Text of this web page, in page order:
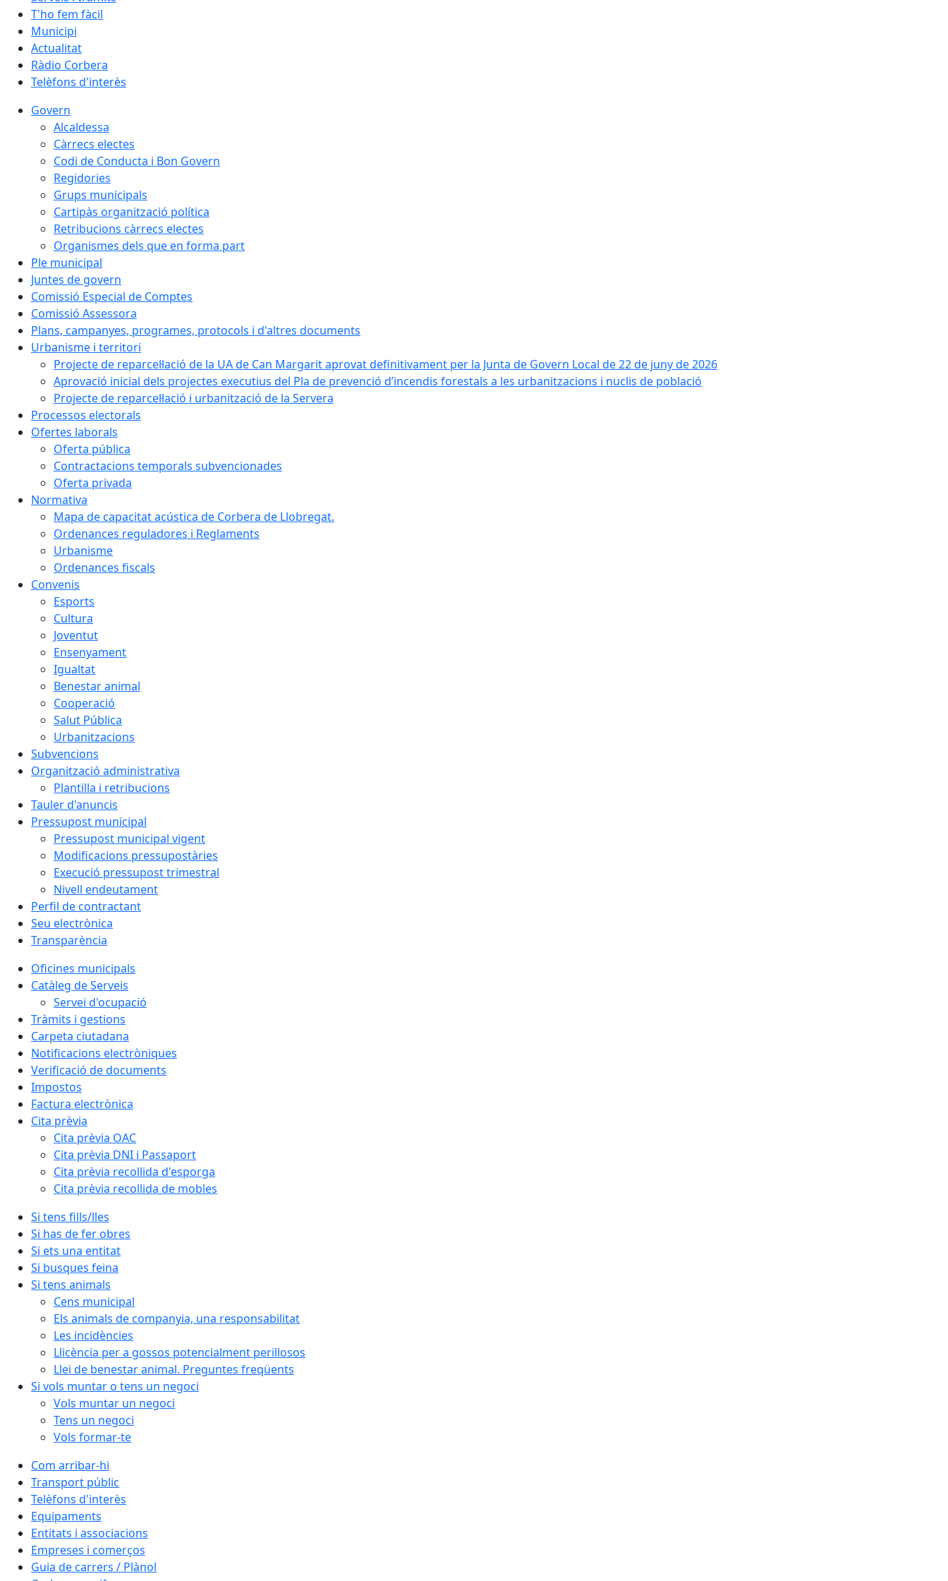
T'ho fem fàcil
Municipi
Actualitat
Ràdio Corbera
Telèfons d'interès
Govern
Alcaldessa
Càrrecs electes
Codi de Conducta i Bon Govern
Regidories
Grups municipals
Cartipàs organització política
Retribucions càrrecs electes
Organismes dels que en forma part
Ple municipal
Juntes de govern
Comissió Especial de Comptes
Comissió Assessora
Plans, campanyes, programes, protocols i d'altres documents
Urbanisme i territori
Projecte de reparcel·lació de la UA de Can Margarit aprovat definitivament per la Junta de Govern Local de 22 de juny de 2026
Aprovació inicial dels projectes executius del Pla de prevenció d’incendis forestals a les urbanitzacions i nuclis de població
Projecte de reparcel·lació i urbanització de la Servera
Processos electorals
Ofertes laborals
Oferta pública
Contractacions temporals subvencionades
Oferta privada
Normativa
Mapa de capacitat acústica de Corbera de Llobregat.
Ordenances reguladores i Reglaments
Urbanisme
Ordenances fiscals
Convenis
Esports
Cultura
Joventut
Ensenyament
Igualtat
Benestar animal
Cooperació
Salut Pública
Urbanitzacions
Subvencions
Organització administrativa
Plantilla i retribucions
Tauler d'anuncis
Pressupost municipal
Pressupost municipal vigent
Modificacions pressupostàries
Execució pressupost trimestral
Nivell endeutament
Perfil de contractant
Seu electrònica
Transparència
Oficines municipals
Catàleg de Serveis
Servei d'ocupació
Tràmits i gestions
Carpeta ciutadana
Notificacions electròniques
Verificació de documents
Impostos
Factura electrònica
Cita prèvia
Cita prèvia OAC
Cita prèvia DNI i Passaport
Cita prèvia recollida d'esporga
Cita prèvia recollida de mobles
Si tens fills/lles
Si has de fer obres
Si ets una entitat
Si busques feina
Si tens animals
Cens municipal
Els animals de companyia, una responsabilitat
Les incidències
Llicència per a gossos potencialment perillosos
Llei de benestar animal. Preguntes freqüents
Si vols muntar o tens un negoci
Vols muntar un negoci
Tens un negoci
Vols formar-te
Com arribar-hi
Transport públic
Telèfons d'interès
Equipaments
Entitats i associacions
Empreses i comerços
Guia de carrers / Plànol